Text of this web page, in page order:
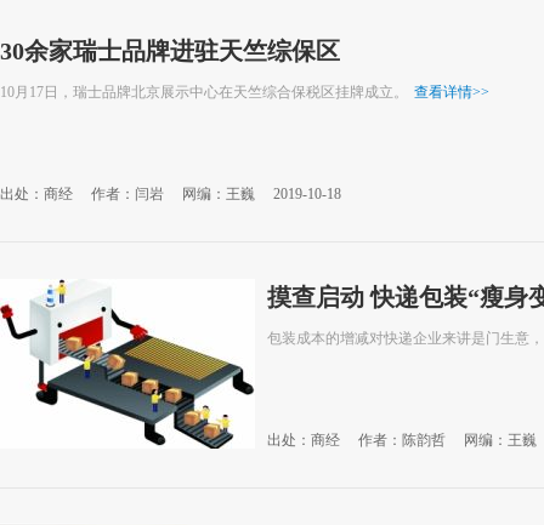
30余家瑞士品牌进驻天竺综保区
10月17日，瑞士品牌北京展示中心在天竺综合保税区挂牌成立。 查看详情>>
出处：商经 作者：闫岩 网编：王巍 2019-10-18
摸查启动 快递包装“瘦身
包装成本的增减对快递企业来讲是门生意
出处：商经 作者：陈韵哲 网编：王巍